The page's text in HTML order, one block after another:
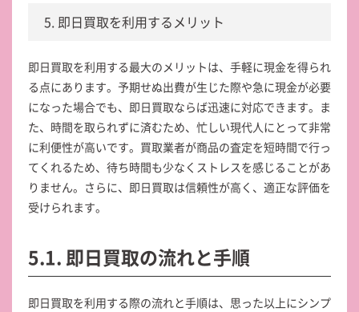
5. 即日買取を利用するメリット
即日買取を利用する最大のメリットは、手軽に現金を得られ
る点にあります。予期せぬ出費が生じた際や急に現金が必要
になった場合でも、即日買取ならば迅速に対応できます。ま
た、時間を取られずに済むため、忙しい現代人にとって非常
に利便性が高いです。買取業者が商品の査定を短時間で行っ
てくれるため、待ち時間も少なくストレスを感じることがあ
りません。さらに、即日買取は信頼性が高く、適正な評価を
受けられます。
5.1. 即日買取の流れと手順
即日買取を利用する際の流れと手順は、思った以上にシンプ